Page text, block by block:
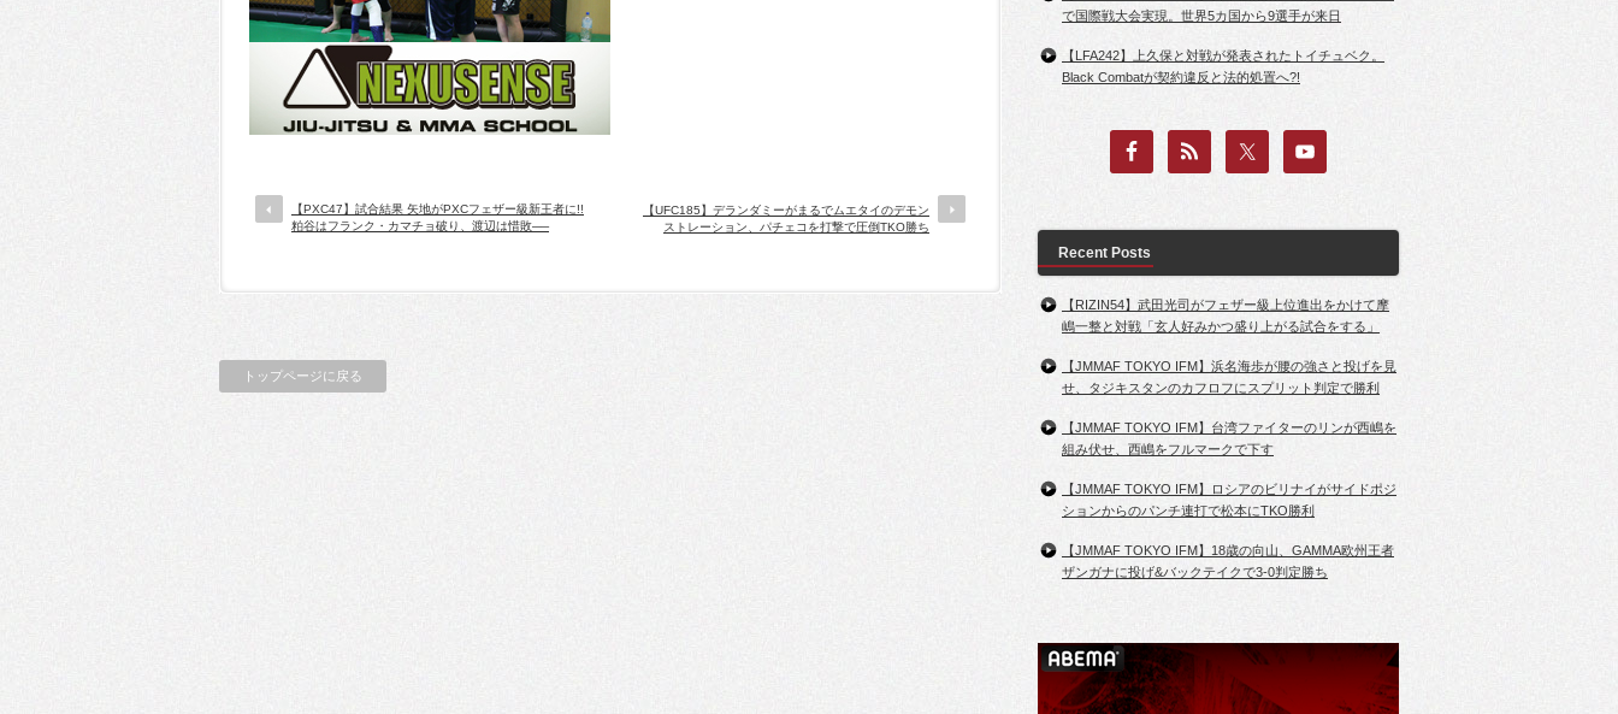
【PXC47】試合結果 矢地がPXCフェザー級新王者に!!
粕谷はフランク・カマチョ破り、渡辺は惜敗──
【UFC185】デランダミーがまるでムエタイのデモン
ストレーション、パチェコを打撃で圧倒TKO勝ち
トップページに戻る
で国際戦大会実現。世界5カ国から9選手が来日
【LFA242】上久保と対戦が発表されたトイチュベク。
Black Combatが契約違反と法的処置へ?!
Recent Posts
【RIZIN54】武田光司がフェザー級上位進出をかけて摩
嶋一整と対戦「玄人好みかつ盛り上がる試合をする」
【JMMAF TOKYO IFM】浜名海歩が腰の強さと投げを見
せ、タジキスタンのカフロフにスプリット判定で勝利
【JMMAF TOKYO IFM】台湾ファイターのリンが西嶋を
組み伏せ、西嶋をフルマークで下す
【JMMAF TOKYO IFM】ロシアのビリナイがサイドポジ
ションからのパンチ連打で松本にTKO勝利
【JMMAF TOKYO IFM】18歳の向山、GAMMA欧州王者
ザンガナに投げ&バックテイクで3-0判定勝ち